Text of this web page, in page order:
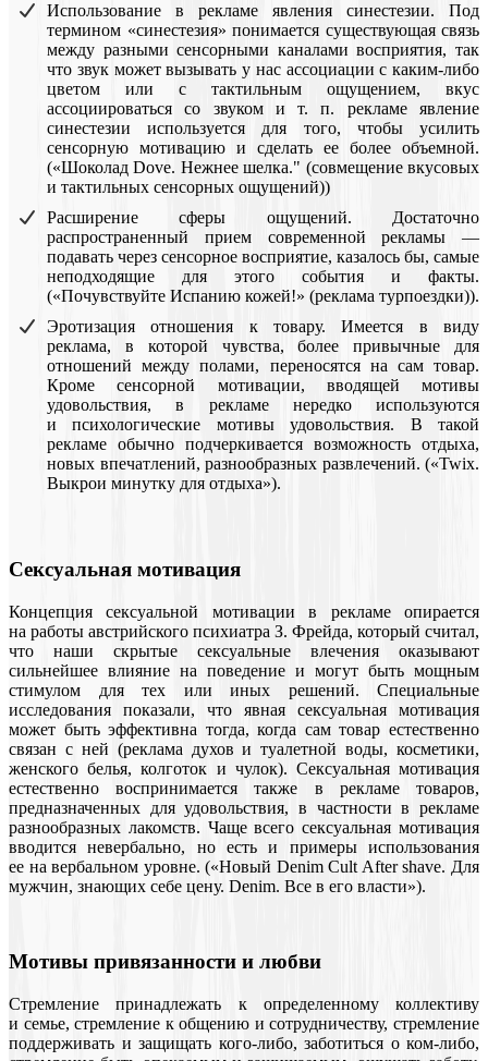
Использование в рекламе явления синестезии. Под
термином «синестезия» понимается существующая связь
между разными сенсорными каналами восприятия, так
что звук может вызывать у нас ассоциации с каким-либо
цветом или с тактильным ощущением, вкус
ассоциироваться со звуком и т. п. рекламе явление
синестезии используется для того, чтобы усилить
сенсорную мотивацию и сделать ее более объемной.
(«Шоколад Dove. Нежнее шелка." (совмещение вкусовых
и тактильных сенсорных ощущений))
Расширение сферы ощущений. Достаточно
распространенный прием современной рекламы —
подавать через сенсорное восприятие, казалось бы, самые
неподходящие для этого события и факты.
(«Почувствуйте Испанию кожей!» (реклама турпоездки)).
Эротизация отношения к товару. Имеется в виду
реклама, в которой чувства, более привычные для
отношений между полами, переносятся на сам товар.
Кроме сенсорной мотивации, вводящей мотивы
удовольствия, в рекламе нередко используются
и психологические мотивы удовольствия. В такой
рекламе обычно подчеркивается возможность отдыха,
новых впечатлений, разнообразных развлечений. («Twix.
Выкрои минутку для отдыха»).
Сексуальная мотивация
Концепция сексуальной мотивации в рекламе опирается
на работы австрийского психиатра З. Фрейда, который считал,
что наши скрытые сексуальные влечения оказывают
сильнейшее влияние на поведение и могут быть мощным
стимулом для тех или иных решений. Специальные
исследования показали, что явная сексуальная мотивация
может быть эффективна тогда, когда сам товар естественно
связан с ней (реклама духов и туалетной воды, косметики,
женского белья, колготок и чулок). Сексуальная мотивация
естественно воспринимается также в рекламе товаров,
предназначенных для удовольствия, в частности в рекламе
разнообразных лакомств. Чаще всего сексуальная мотивация
вводится невербально, но есть и примеры использования
ее на вербальном уровне. («Новый Denim Cult After shave. Для
мужчин, знающих себе цену. Denim. Все в его власти»).
Мотивы привязанности и любви
Стремление принадлежать к определенному коллективу
и семье, стремление к общению и сотрудничеству, стремление
поддерживать и защищать кого-либо, заботиться о ком-либо,